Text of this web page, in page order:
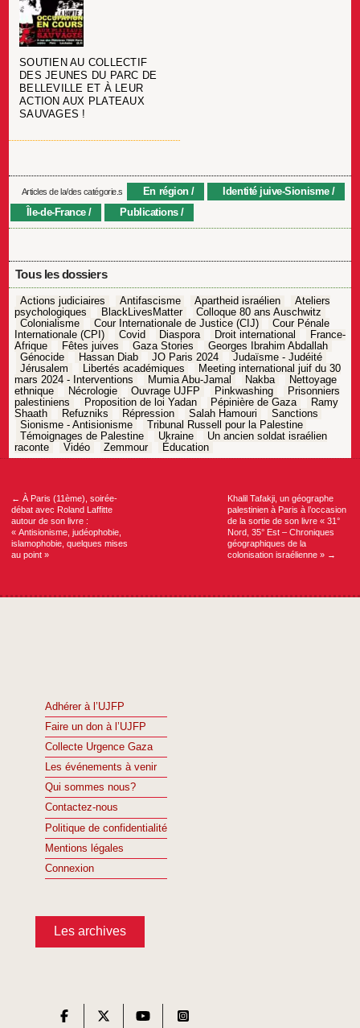
SOUTIEN AU COLLECTIF
DES JEUNES DU PARC DE
BELLEVILLE ET À LEUR
ACTION AUX PLATEAUX
SAUVAGES !
Articles de la/des catégorie.s En région
Identité juive-Sionisme
Île-de-France
Publications
Tous les dossiers
Actions judiciaires Antifascisme Apartheid israélien
Ateliers
psychologiques
BlackLivesMatter
Colloque 80 ans Auschwitz
Colonialisme
Cour Internationale de Justice (CIJ)
Cour Pénale
Internationale (CPI)
Covid Diaspora Droit international
France-
Afrique
Fêtes juives Gaza Stories
Georges Ibrahim Abdallah
Génocide
Hassan Diab JO Paris 2024
Judaïsme - Judéité
Jérusalem
Libertés académiques
Meeting international juif du 30
mars 2024 - Interventions
Mumia Abu-Jamal Nakba
Nettoyage
ethnique
Nécrologie Ouvrage UJFP Pinkwashing
Prisonniers
palestiniens
Proposition de loi Yadan Pépinière de Gaza
Ramy
Shaath
Refuzniks Répression Salah Hamouri
Sanctions
Sionisme - Antisionisme
Tribunal Russell pour la Palestine
Témoignages de Palestine
Ukraine
Un ancien soldat israélien
raconte
Vidéo Zemmour Éducation
Navigation
← À Paris (11ème), soirée-
débat avec Roland Laffitte
autour de son livre :
« Antisionisme, judéophobie,
islamophobie, quelques mises
au point »
Khalil Tafakji, un géographe
palestinien à Paris à l’occasion
de la sortie de son livre « 31°
Nord, 35° Est – Chroniques
géographiques de la
colonisation israélienne » →
Adhérer à l’UJFP
Faire un don à l’UJFP
Collecte Urgence Gaza
Les événements à venir
Qui sommes nous?
Contactez-nous
Politique de confidentialité
Mentions légales
Connexion
Les archives